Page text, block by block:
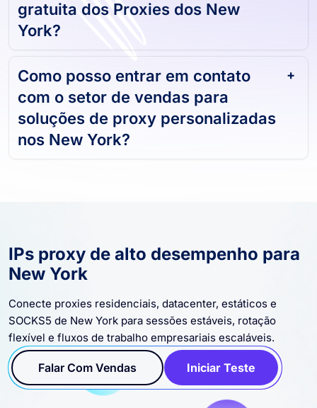
gratuita dos Proxies dos New
York?
Como posso entrar em contato
com o setor de vendas para
soluções de proxy personalizadas
nos New York?
IPs proxy de alto desempenho para
New York
Conecte proxies residenciais, datacenter, estáticos e
SOCKS5 de New York para sessões estáveis, rotação
flexível e fluxos de trabalho empresariais escaláveis.
Falar Com Vendas Iniciar Teste